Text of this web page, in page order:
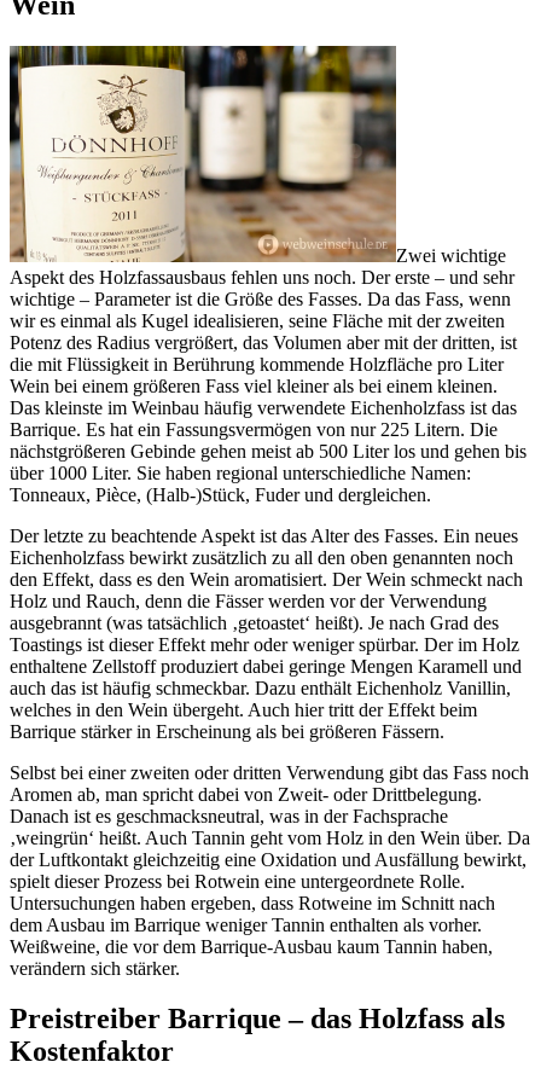
Zwei wichtige
Aspekt des Holzfassausbaus fehlen uns noch. Der erste – und sehr
wichtige – Parameter ist die Größe des Fasses. Da das Fass, wenn
wir es einmal als Kugel idealisieren, seine Fläche mit der zweiten
Potenz des Radius vergrößert, das Volumen aber mit der dritten, ist
die mit Flüssigkeit in Berührung kommende Holzfläche pro Liter
Wein bei einem größeren Fass viel kleiner als bei einem kleinen.
Das kleinste im Weinbau häufig verwendete Eichenholzfass ist das
Barrique. Es hat ein Fassungsvermögen von nur 225 Litern. Die
nächstgrößeren Gebinde gehen meist ab 500 Liter los und gehen bis
über 1000 Liter. Sie haben regional unterschiedliche Namen:
Tonneaux, Pièce, (Halb-)Stück, Fuder und dergleichen.
Der letzte zu beachtende Aspekt ist das Alter des Fasses. Ein neues
Eichenholzfass bewirkt zusätzlich zu all den oben genannten noch
den Effekt, dass es den Wein aromatisiert. Der Wein schmeckt nach
Holz und Rauch, denn die Fässer werden vor der Verwendung
ausgebrannt (was tatsächlich ‚getoastet‘ heißt). Je nach Grad des
Toastings ist dieser Effekt mehr oder weniger spürbar. Der im Holz
enthaltene Zellstoff produziert dabei geringe Mengen Karamell und
auch das ist häufig schmeckbar. Dazu enthält Eichenholz Vanillin,
welches in den Wein übergeht. Auch hier tritt der Effekt beim
Barrique stärker in Erscheinung als bei größeren Fässern.
Selbst bei einer zweiten oder dritten Verwendung gibt das Fass noch
Aromen ab, man spricht dabei von Zweit- oder Drittbelegung.
Danach ist es geschmacksneutral, was in der Fachsprache
‚weingrün‘ heißt. Auch Tannin geht vom Holz in den Wein über. Da
der Luftkontakt gleichzeitig eine Oxidation und Ausfällung bewirkt,
spielt dieser Prozess bei Rotwein eine untergeordnete Rolle.
Untersuchungen haben ergeben, dass Rotweine im Schnitt nach
dem Ausbau im Barrique weniger Tannin enthalten als vorher.
Weißweine, die vor dem Barrique-Ausbau kaum Tannin haben,
verändern sich stärker.
Preistreiber Barrique – das Holzfass als
Kostenfaktor